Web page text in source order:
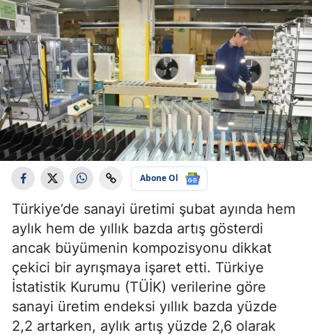
Abone Ol
Türkiye’de sanayi üretimi şubat ayında hem
aylık hem de yıllık bazda artış gösterdi
ancak büyümenin kompozisyonu dikkat
çekici bir ayrışmaya işaret etti. Türkiye
İstatistik Kurumu (TÜİK) verilerine göre
sanayi üretim endeksi yıllık bazda yüzde
2,2 artarken, aylık artış yüzde 2,6 olarak